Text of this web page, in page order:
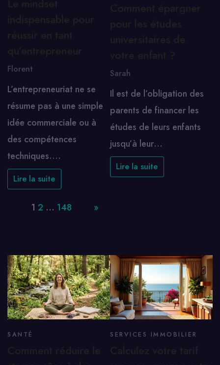
Florent
L’entrepreneuriat ne se
résume pas à une simple
idée commerciale ou à
des compétences
techniques.…
Lire la suite
Sarah
Il est de l’obligation des
parents de financer les
études de leurs enfants
jusqu’à leur…
Lire la suite
1 2 … 148 »
SANTÉ SERVICES IMMOBILIER